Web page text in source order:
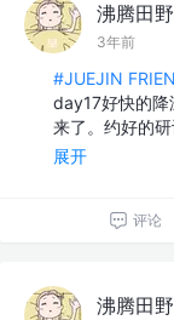
沸腾田野
3年前
#JUEJIN
day17好快的降
来了。约好的
展开
评论
沸腾田野